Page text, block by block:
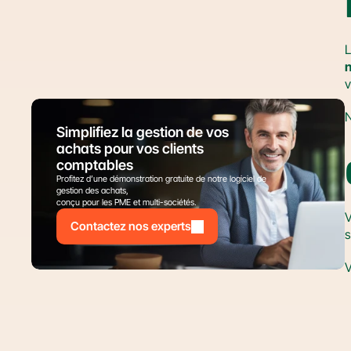
Simplifiez la gestion de vos
achats pour vos clients
comptables
Profitez d’une démonstration gratuite de notre logiciel de
gestion des achats,
conçu pour les PME et multi-sociétés.
Contactez nos experts